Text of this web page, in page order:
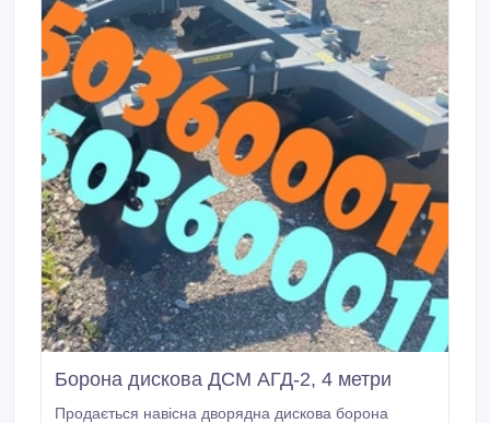
Борона дискова ДСМ АГД-2, 4 метри
Продається навісна дворядна дискова борона